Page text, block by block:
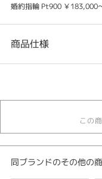
婚約指輪 Pt900 ￥183,000
商品仕様
婚約指輪
婚約指輪 V字･U字
婚約指輪 槌目
バウム
バウム ＞ 婚約指輪
この
同ブランドのその他の